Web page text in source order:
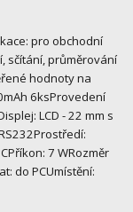
pro obchodní
sčítání, průměrování
hodnoty na
6ksProvedení
LCD - 22 mm s
7 WRozměr
do PCUmístění: